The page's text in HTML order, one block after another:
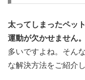
太ってしまったペッ
運動が欠かせません。
多いですよね。そん
な解決方法をご紹介し